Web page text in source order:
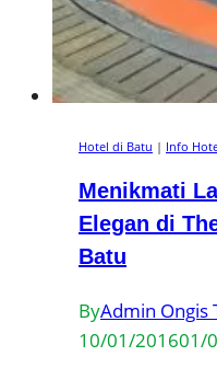
Hotel di Batu | Info
Menikmati
Elegan di
Batu
ByAdmin Ongis
10/01/201601/